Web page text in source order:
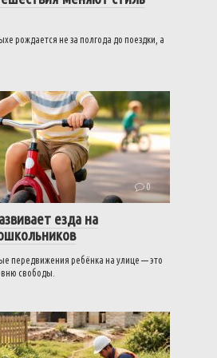
рождается не за полгода до поездки, а
0
езда на
передвижения ребёнка на улице — это
свободы.